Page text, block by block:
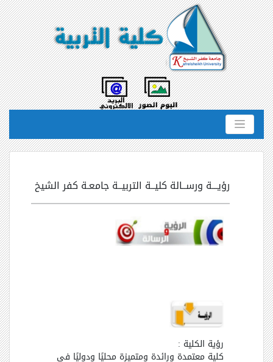
رؤيـــة ورســالة كليــة التربيــة جامعـة كفر الشيخ
رؤية الكلية :
كلية معتمدة ورائدة ومتميزة محليًا ودوليًا في